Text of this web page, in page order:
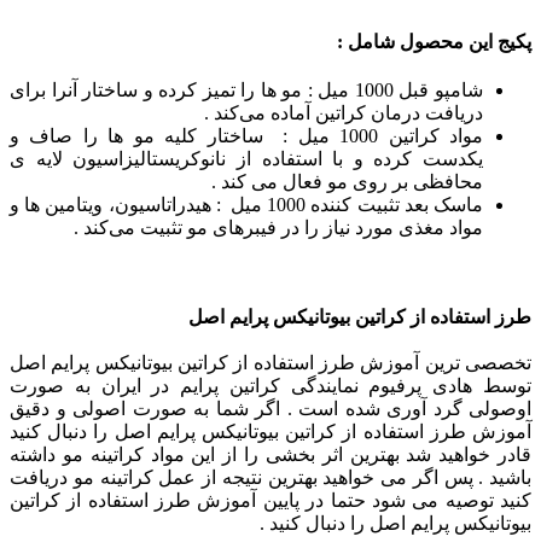
پکیج این محصول شامل :
شامپو قبل 1000 میل : مو ها را تمیز کرده و ساختار آنرا برای
دریافت درمان کراتین آماده می‌کند .
مواد کراتین 1000 میل : ساختار کلیه مو ها را صاف و
یکدست کرده و با استفاده از نانوکریستالیزاسیون لایه ی
محافظی بر روی مو فعال می کند .
ماسک بعد تثبیت کننده 1000 میل : هیدراتاسیون، ویتامین ها و
مواد مغذی مورد نیاز را در فیبرهای مو تثبیت می‌کند .
طرز استفاده از کراتین بیوتانیکس پرایم اصل
تخصصی ترین آموزش طرز استفاده از کراتین بیوتانیکس پرایم اصل
توسط هادی پرفیوم نمایندگی کراتین پرایم در ایران به صورت
اوصولی گرد آوری شده است . اگر شما به صورت اصولی و دقیق
آموزش طرز استفاده از کراتین بیوتانیکس پرایم اصل را دنبال کنید
قادر خواهید شد بهترین اثر بخشی را از این مواد کراتینه مو داشته
باشید . پس اگر می خواهید بهترین نتیجه از عمل کراتینه مو دریافت
کنید توصیه می شود حتما در پایین آموزش طرز استفاده از کراتین
بیوتانیکس پرایم اصل را دنبال کنید .